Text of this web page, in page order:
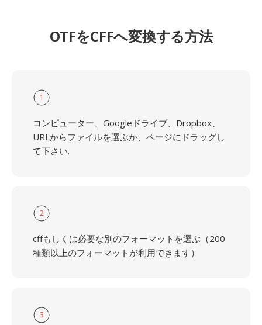
OTFをCFFへ変換する方法
1
コンピューター、Googleドライブ、Dropbox、
URLからファイルを選ぶか、ページにドラッグし
て下さい.
2
cffもしくは必要な別のフォーマットを選ぶ（200
種類以上のフォーマットが利用できます）
3